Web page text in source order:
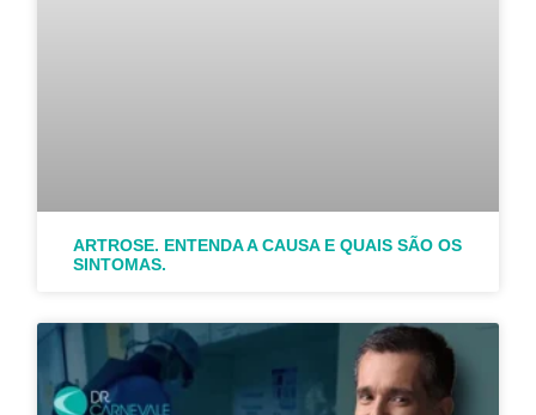
ARTROSE. ENTENDA A CAUSA E QUAIS SÃO OS
SINTOMAS.